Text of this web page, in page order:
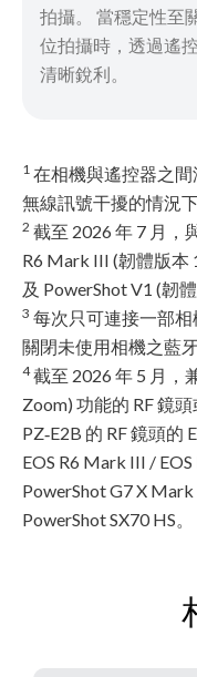
拍攝。 當穩定性至
位拍攝時，透過遙
清晰銳利。
1 在相機與遙控器之
無線訊號干擾的情況下
2 截至 2026 年 7 月，
R6 Mark III (韌體版本
及 PowerShot V1 (韌
3 每次只可連接一部
關閉未使用相機之藍牙
4截至 2026 年 5 月，
Zoom) 功能的 RF 鏡
PZ‑E2B 的 RF 鏡頭的
EOS R6 Mark III /
PowerShot G7 X
PowerShot SX70 HS。